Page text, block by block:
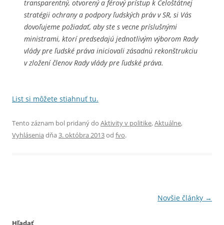
transparentný, otvorený a férový prístup k Celoštátnej
stratégii ochrany a podpory ľudských práv v SR, si Vás
dovoľujeme požiadať, aby ste s vecne príslušnými
ministrami, ktorí predsedajú jednotlivým výborom Rady
vlády pre ľudské práva iniciovali zásadnú rekonštrukciu
v zložení členov Rady vlády pre ľudské práva.
List si môžete stiahnuť tu.
Tento záznam bol pridaný do Aktivity v politike,Aktuálne,
Vyhláseniadňa3. októbra 2013od fvo.
Novšie články →
Hľadať